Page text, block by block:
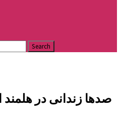
صدها زندانی در